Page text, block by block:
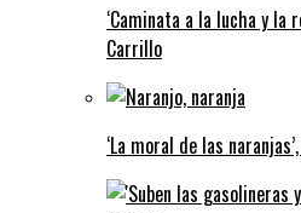
‘Caminata a la lucha y la
Carrillo
‘La moral de las